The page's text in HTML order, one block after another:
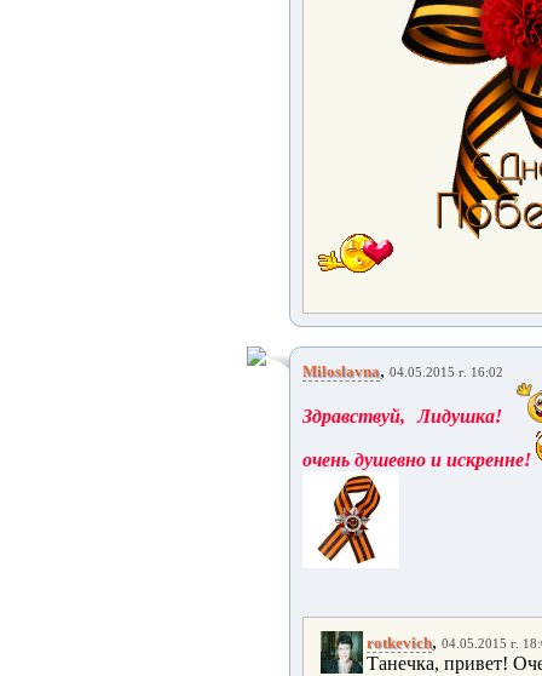
Miloslavna, 04.05.2015 г. 16:02
Здравствуй, Лидушка!
очень душевно и искренне!
rotkevich, 04.05.2015 г.
Танечка, привет!